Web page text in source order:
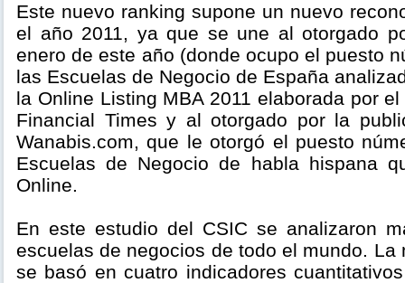
Este nuevo ranking supone un nuevo
el año 2011, ya que se une al otorgado
enero de este año (donde ocupo el puesto
las Escuelas de Negocio de España
la Online Listing MBA 2011 elaborada por
Financial Times y al otorgado por la
Wanabis.com, que le otorgó el puesto
Escuelas de Negocio de habla hispana
Online.
En este estudio del CSIC se analizaron
escuelas de negocios de todo el mundo. La
se basó en cuatro indicadores